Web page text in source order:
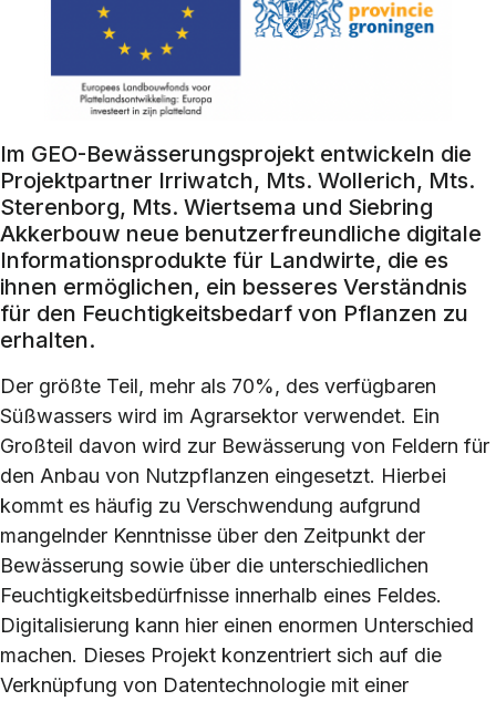
Im GEO-Bewässerungsprojekt entwickeln die
Projektpartner Irriwatch, Mts. Wollerich, Mts.
Sterenborg, Mts. Wiertsema und Siebring
Akkerbouw neue benutzerfreundliche digitale
Informationsprodukte für Landwirte, die es
ihnen ermöglichen, ein besseres Verständnis
für den Feuchtigkeitsbedarf von Pflanzen zu
erhalten.
Der größte Teil, mehr als 70%, des verfügbaren
Süßwassers wird im Agrarsektor verwendet. Ein
Großteil davon wird zur Bewässerung von Feldern für
den Anbau von Nutzpflanzen eingesetzt. Hierbei
kommt es häufig zu Verschwendung aufgrund
mangelnder Kenntnisse über den Zeitpunkt der
Bewässerung sowie über die unterschiedlichen
Feuchtigkeitsbedürfnisse innerhalb eines Feldes.
Digitalisierung kann hier einen enormen Unterschied
machen. Dieses Projekt konzentriert sich auf die
Verknüpfung von Datentechnologie mit einer